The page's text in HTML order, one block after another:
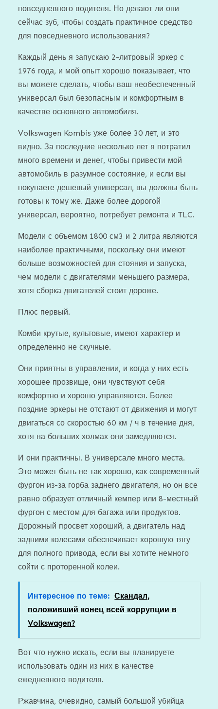
повседневного водителя. Но делают ли они
сейчас зуб, чтобы создать практичное средство
для повседневного использования?
Каждый день я запускаю 2-литровый эркер с
1976 года, и мой опыт хорошо показывает, что
вы можете сделать, чтобы ваш необеспеченный
универсал был безопасным и комфортным в
качестве основного автомобиля.
Volkswagen Kombis уже более 30 лет, и это
видно. За последние несколько лет я потратил
много времени и денег, чтобы привести мой
автомобиль в разумное состояние, и если вы
покупаете дешевый универсал, вы должны быть
готовы к тому же. Даже более дорогой
универсал, вероятно, потребует ремонта и TLC.
Модели с объемом 1800 см3 и 2 литра являются
наиболее практичными, поскольку они имеют
больше возможностей для стояния и запуска,
чем модели с двигателями меньшего размера,
хотя сборка двигателей стоит дороже.
Плюс первый.
Комби крутые, культовые, имеют характер и
определенно не скучные.
Они приятны в управлении, и когда у них есть
хорошее прозвище, они чувствуют себя
комфортно и хорошо управляются. Более
поздние эркеры не отстают от движения и могут
двигаться со скоростью 60 км / ч в течение дня,
хотя на больших холмах они замедляются.
И они практичны. В универсале много места.
Это может быть не так хорошо, как современный
фургон из-за горба заднего двигателя, но он все
равно образует отличный кемпер или 8-местный
фургон с местом для багажа или продуктов.
Дорожный просвет хороший, а двигатель над
задними колесами обеспечивает хорошую тягу
для полного привода, если вы хотите немного
сойти с проторенной колеи.
Интересное по теме: Скандал,
положивший конец всей коррупции в
Volkswagen?
Вот что нужно искать, если вы планируете
использовать один из них в качестве
ежедневного водителя.
Ржавчина, очевидно, самый большой убийца